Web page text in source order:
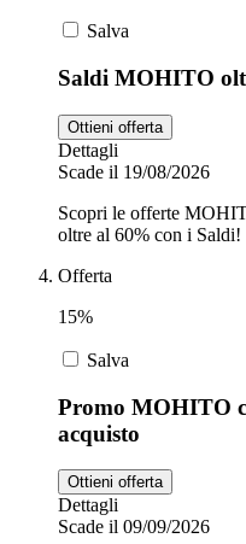
Salva
Saldi MOHITO
Ottieni offerta
Dettagli
Scade il 19/08/2026
Scopri le offerte
oltre al 60% con i Saldi!
Offerta
15%
Salva
Promo MOHITO
acquisto
Ottieni offerta
Dettagli
Scade il 09/09/2026